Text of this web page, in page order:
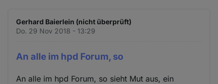
Gerhard Baierlein (nicht überprüft)
Do. 29 Nov 2018 - 13:29
An alle im hpd Forum, so
An alle im hpd Forum, so sieht Mut aus, ein